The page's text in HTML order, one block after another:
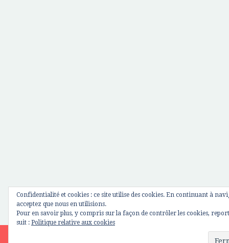
Confidentialité et cookies : ce site utilise des cookies. En continuant à
acceptez que nous en utilisions.
Pour en savoir plus, y compris sur la façon de contrôler les cookies,
suit : Politique relative aux cookies
Site is using a trial version of the theme. Please enter your purchase